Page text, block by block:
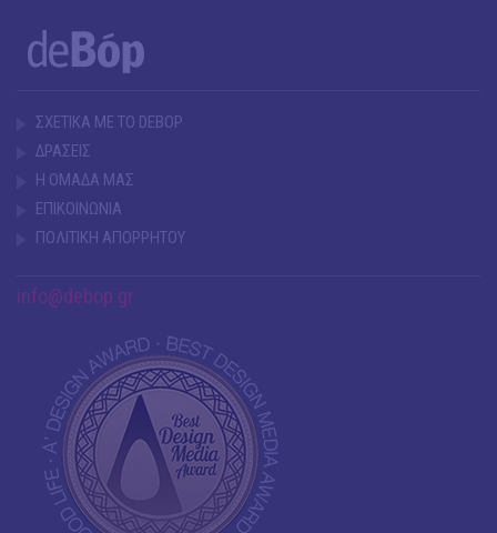
ΣΧΕΤΙΚΑ ΜΕ ΤΟ DEBOP
ΔΡΑΣΕΙΣ
Η ΟΜΑΔΑ ΜΑΣ
ΕΠΙΚΟΙΝΩΝΙΑ
ΠΟΛΙΤΙΚΗ ΑΠΟΡΡΗΤΟΥ
info@debop.gr